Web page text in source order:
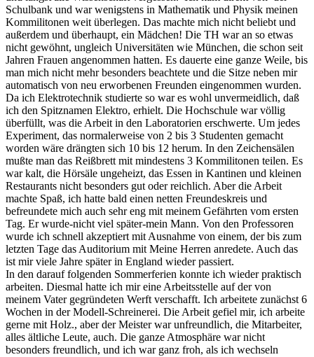
Schulbank und war wenigstens in Mathematik und Physik meinen
Kommilitonen weit überlegen. Das machte mich nicht beliebt und
außerdem und überhaupt, ein Mädchen! Die TH war an so etwas
nicht gewöhnt, ungleich Universitäten wie München, die schon seit
Jahren Frauen angenommen hatten. Es dauerte eine ganze Weile, bis
man mich nicht mehr besonders beachtete und die Sitze neben mir
automatisch von neu erworbenen Freunden eingenommen wurden.
Da ich Elektrotechnik studierte so war es wohl unvermeidlich, daß
ich den Spitznamen Elektro, erhielt. Die Hochschule war völlig
überfüllt, was die Arbeit in den Laboratorien erschwerte. Um jedes
Experiment, das normalerweise von 2 bis 3 Studenten gemacht
worden wäre drängten sich 10 bis 12 herum. In den Zeichensälen
mußte man das Reißbrett mit mindestens 3 Kommilitonen teilen. Es
war kalt, die Hörsäle ungeheizt, das Essen in Kantinen und kleinen
Restaurants nicht besonders gut oder reichlich. Aber die Arbeit
machte Spaß, ich hatte bald einen netten Freundeskreis und
befreundete mich auch sehr eng mit meinem Gefährten vom ersten
Tag. Er wurde-nicht viel später-mein Mann. Von den Professoren
wurde ich schnell akzeptiert mit Ausnahme von einem, der bis zum
letzten Tage das Auditorium mit Meine Herren anredete. Auch das
ist mir viele Jahre später in England wieder passiert.
In den darauf folgenden Sommerferien konnte ich wieder praktisch
arbeiten. Diesmal hatte ich mir eine Arbeitsstelle auf der von
meinem Vater gegründeten Werft verschafft. Ich arbeitete zunächst 6
Wochen in der Modell-Schreinerei. Die Arbeit gefiel mir, ich arbeite
gerne mit Holz., aber der Meister war unfreundlich, die Mitarbeiter,
alles ältliche Leute, auch. Die ganze Atmosphäre war nicht
besonders freundlich, und ich war ganz froh, als ich wechseln